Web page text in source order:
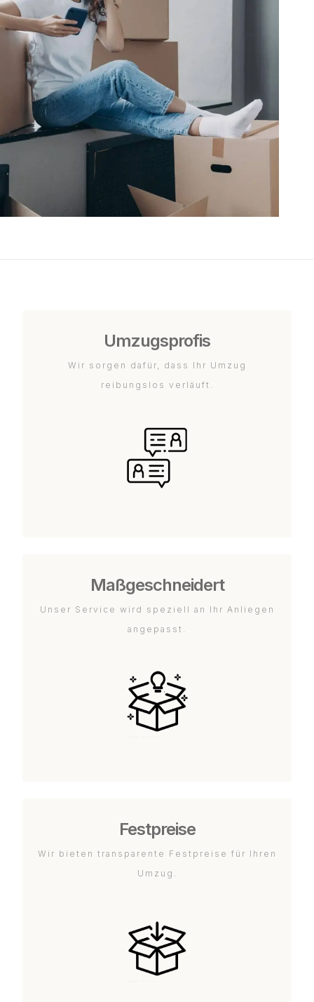
Umzugsprofis
Wir sorgen dafür, dass Ihr Umzug
reibungslos verläuft.
Maßgeschneidert
Unser Service wird speziell an Ihr Anliegen
angepasst.
Festpreise
Wir bieten transparente Festpreise für Ihren
Umzug.